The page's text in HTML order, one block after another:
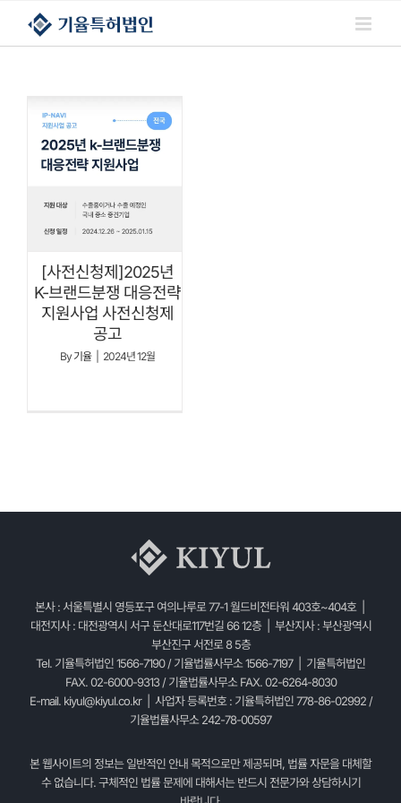
콘텐츠로
건너뛰기
[사전신청제]2025년
K-브랜드분쟁 대응전략
지원사업 사전신청제
공고
By기율 2024년 12월
본사 : 서울특별시 영등포구 여의나루로 77-1 월드비전타워 403호~404호 |
대전지사 : 대전광역시 서구 둔산대로117번길 66 12층 | 부산지사 : 부산광역시
부산진구 서전로 8 5층
Tel. 기율특허법인 1566-7190 / 기율법률사무소 1566-7197 | 기율특허법인
FAX. 02-6000-9313 / 기율법률사무소 FAX. 02-6264-8030
E-mail. kiyul@kiyul.co.kr| 사업자 등록번호 : 기율특허법인 778-86-02992 /
기율법률사무소 242-78-00597
본 웹사이트의 정보는 일반적인 안내 목적으로만 제공되며, 법률 자문을 대체할
수 없습니다. 구체적인 법률 문제에 대해서는 반드시 전문가와 상담하시기